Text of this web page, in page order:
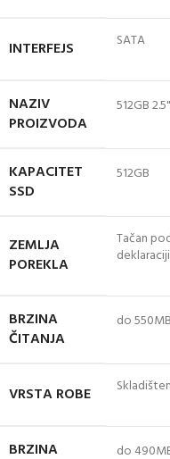
INTERFEJS SATA
NAZIV
PROIZVODA
512GB
KAPACITET
SSD
512GB
ZEMLJA
POREKLA
Tačan
BRZINA
ČITANJA
do
VRSTA ROBE
BRZINA
do